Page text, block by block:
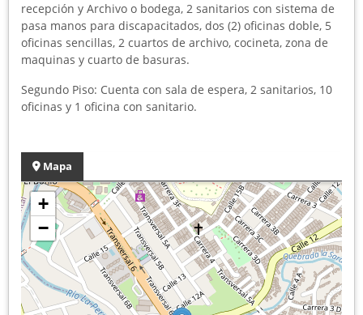
recepción y Archivo o bodega, 2 sanitarios con sistema de
pasa manos para discapacitados, dos (2) oficinas doble, 5
oficinas sencillas, 2 cuartos de archivo, cocineta, zona de
maquinas y cuarto de basuras.
Segundo Piso: Cuenta con sala de espera, 2 sanitarios, 10
oficinas y 1 oficina con sanitario.
Mapa
+
−